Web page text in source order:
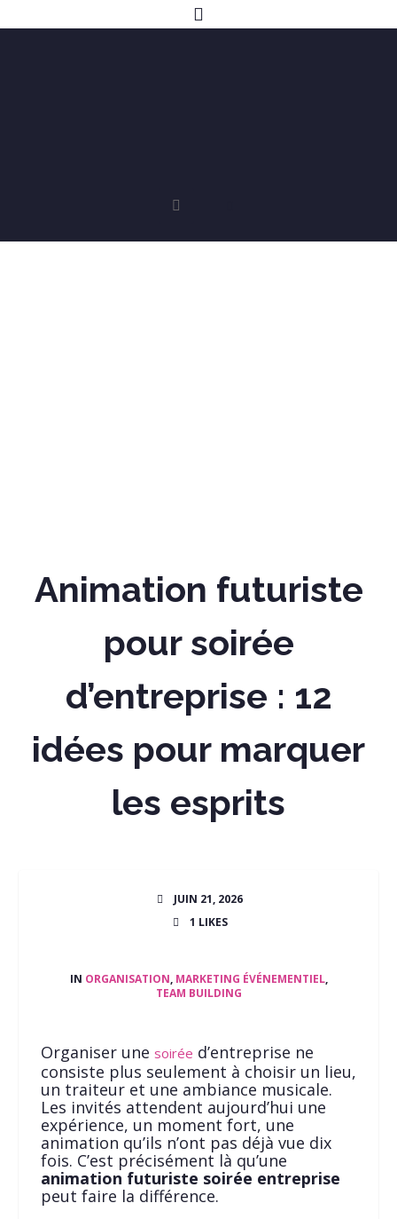
Animation futuriste
pour soirée
d’entreprise : 12
idées pour marquer
les esprits
JUIN 21, 2026
1 LIKES
IN ORGANISATION, MARKETING ÉVÉNEMENTIEL,
TEAM BUILDING
Organiser une soirée d’entreprise ne
consiste plus seulement à choisir un lieu,
un traiteur et une ambiance musicale.
Les invités attendent aujourd’hui une
expérience, un moment fort, une
animation qu’ils n’ont pas déjà vue dix
fois. C’est précisément là qu’une
animation futuriste soirée entreprise
peut faire la différence.